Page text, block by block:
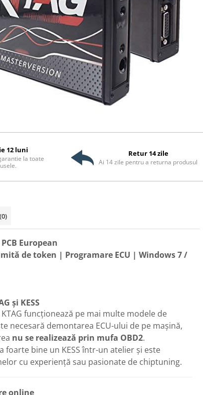
12 luni
la toate
Retur 14 zile
Ai 14 zile pentru a returna produsul
(0)
PCB European
de token | Programare ECU | Windows 7 /
și KESS
KTAG funcționează pe mai multe modele de
necesară demontarea ECU-ului de pe mașină,
nu se realizează prin mufa OBD2.
foarte bine un KESS într-un atelier și este
cu experiență sau pasionate de chiptuning.
online